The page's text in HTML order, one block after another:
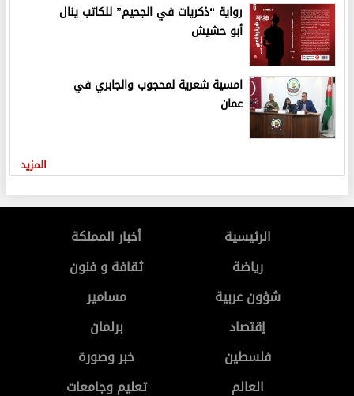
رواية “ذكريات في الجحيم” للكاتب ينال
أبو حشيش
امسية شعرية لمحجوب والجابري في
عمان
المزيد
الرئيسية
أخبار المملكة
رياضة
ثقافة و فنون
شؤون عربية
مسامير
إقتصاد
برلمان
فلسطين
خبر وصورة
العالم
تعليم وجامعات